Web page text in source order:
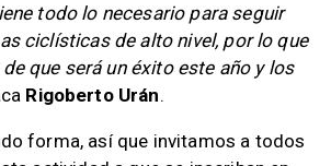
todo lo necesario para seguir
ciclísticas de alto nivel, por lo que
que será un éxito este año y los
Rigoberto Urán.
forma, así que invitamos a todos